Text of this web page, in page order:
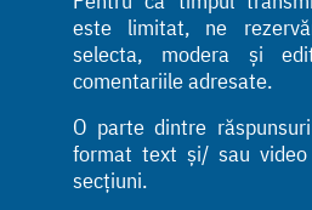
este limitat, ne
selecta, modera și
comentariile adresate.
O parte dintre
format text și/ sau
secțiuni.